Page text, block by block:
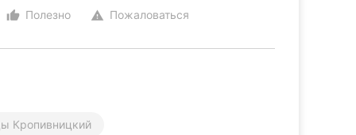
thumb_up_alt
Полезно warning Пожаловаться
Кропивницкий